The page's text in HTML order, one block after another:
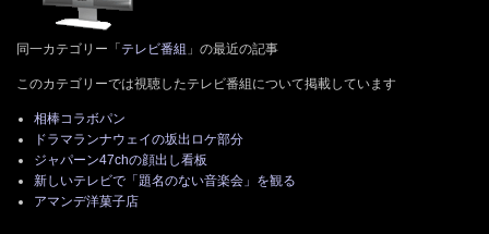
同一カテゴリー「テレビ番組 」の最近の記事
このカテゴリーでは視聴したテレビ番組について掲載しています
相棒コラボパン
ドラマランナウェイの坂出ロケ部分
ジャパーン47chの顔出し看板
新しいテレビで「題名のない音楽会」を観る
アマンデ洋菓子店